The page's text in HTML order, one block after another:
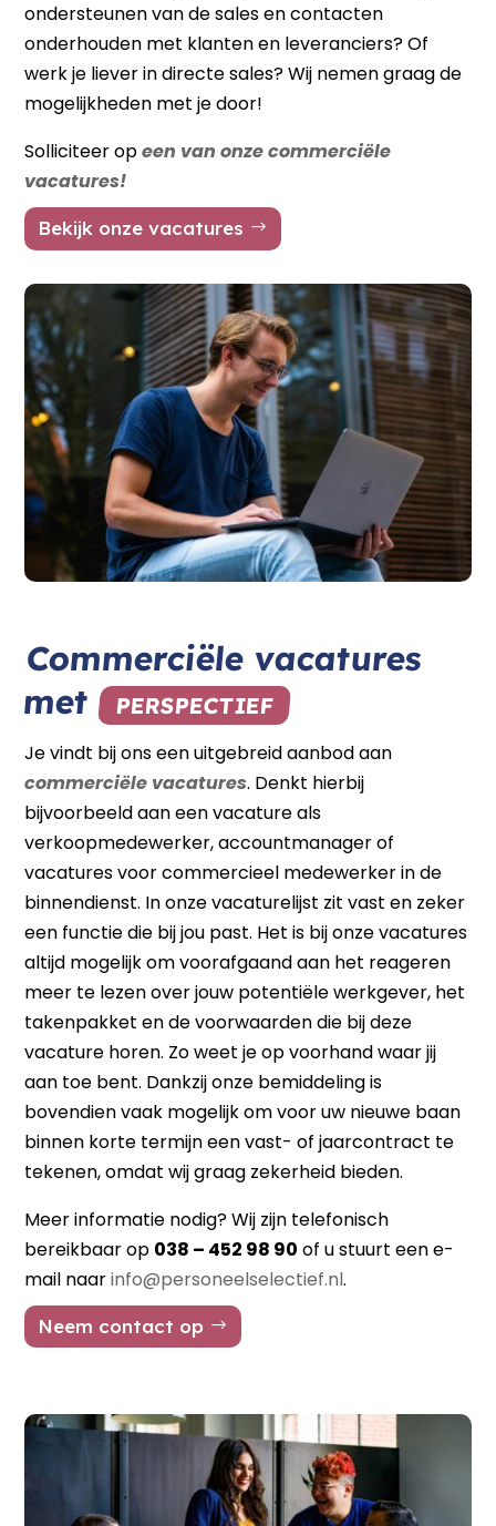
ondersteunen van de sales en contacten
onderhouden met klanten en leveranciers? Of
werk je liever in directe sales? Wij nemen graag de
mogelijkheden met je door!
Solliciteer opeen van onze commerciële
vacatures!
Bekijk onze vacatures
Commerciële vacatures
met PERSPECTIEF
Je vindt bij ons een uitgebreid aanbod aan
commerciële vacatures. Denkt hierbij
bijvoorbeeld aan een vacature als
verkoopmedewerker, accountmanager of
vacatures voor commercieel medewerker in de
binnendienst. In onze vacaturelijst zit vast en zeker
een functie die bij jou past. Het is bij onze vacatures
altijd mogelijk om voorafgaand aan het reageren
meer te lezen over jouw potentiële werkgever, het
takenpakket en de voorwaarden die bij deze
vacature horen. Zo weet je op voorhand waar jij
aan toe bent. Dankzij onze bemiddeling is
bovendien vaak mogelijk om voor uw nieuwe baan
binnen korte termijn een vast- of jaarcontract te
tekenen, omdat wij graag zekerheid bieden.
Meer informatie nodig? Wij zijn telefonisch
bereikbaar op 038 – 452 98 90 of u stuurt een e-
mail naarinfo@personeelselectief.nl.
Neem contact op